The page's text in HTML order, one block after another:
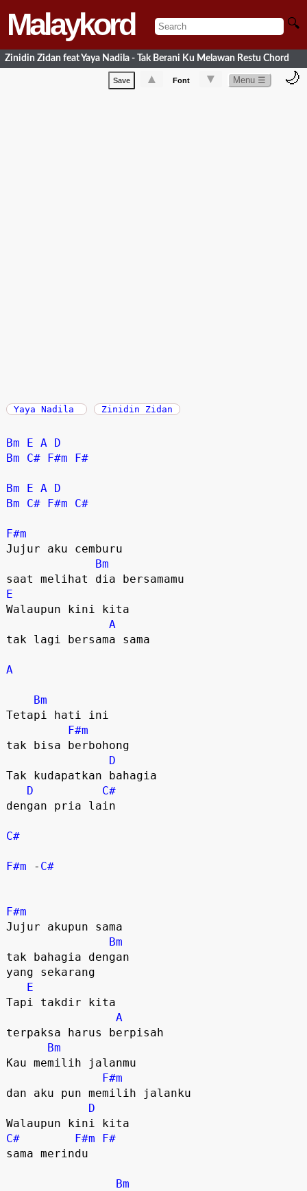
Malaykord 🔍
Zinidin Zidan feat Yaya Nadila - Tak Berani Ku Melawan Restu Chord
Save ▲ Font ▼ Menu ☰ 🌙
Yaya Nadila Zinidin Zidan
Bm E A D
Bm
C# F#m F#
Bm E A D
Bm
C# F#m C#
F#m
Jujur aku cemburu
Bm
E
Walaupun kini kita
A
tak lagi bersama sama
A
Bm
Tetapi hati ini
F#m
tak bisa berbohong
D
Tak kudapatkan bahagia
D
C#
dengan pria lain
C#
F#m - C#
F#m
Jujur akupun sama
Bm
tak bahagia dengan
yang sekarang
E
Tapi takdir kita
A
terpaksa harus berpisah
Bm
Kau memilih jalanmu
F#m
dan aku pun memilih jalanku
D
C#
F#m
F#
sama merindu
Bm